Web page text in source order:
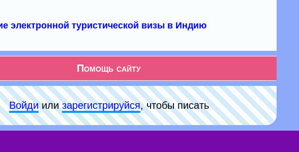
электронной туристической визы в Индию
Помощь сайту
Войдиилизарeгиcтpируйся, чтобы писать